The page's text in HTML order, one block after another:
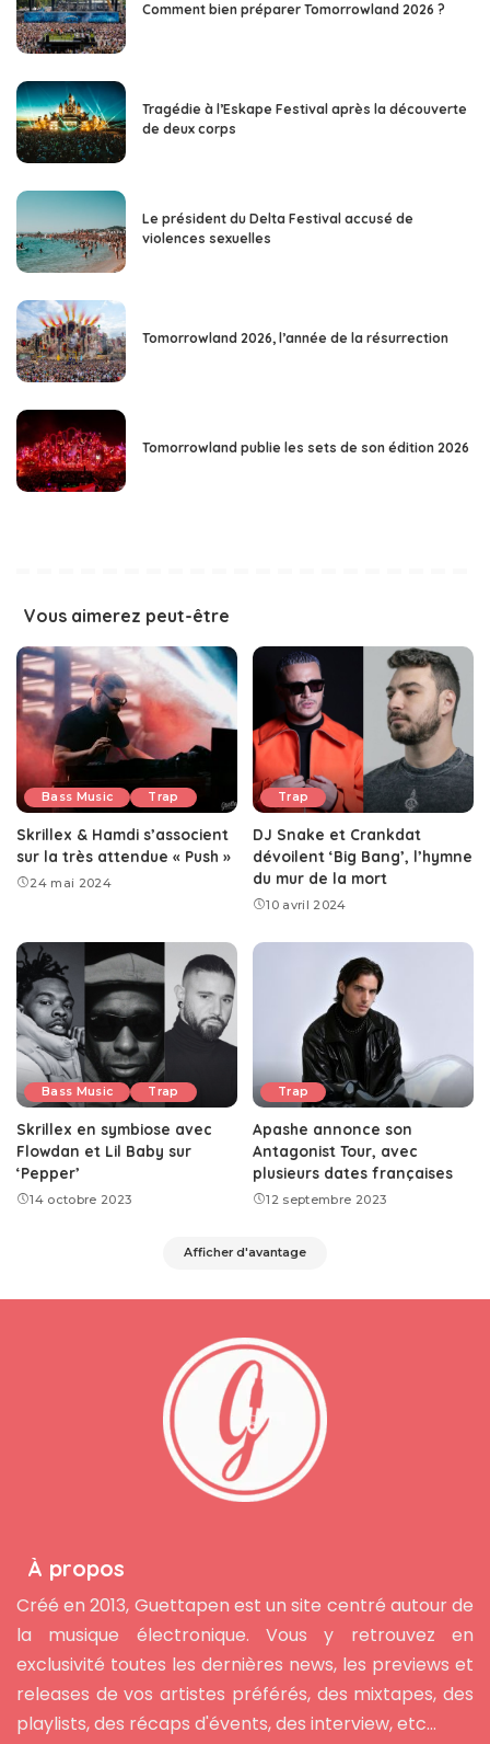
Comment bien préparer Tomorrowland 2026 ?
Tragédie à l’Eskape Festival après la découverte
de deux corps
Le président du Delta Festival accusé de
violences sexuelles
Tomorrowland 2026, l’année de la résurrection
Tomorrowland publie les sets de son édition 2026
Vous aimerez peut-être
Bass Music Trap
Skrillex & Hamdi s’associent
sur la très attendue « Push »
24 mai 2024
Trap
DJ Snake et Crankdat
dévoilent ‘Big Bang’, l’hymne
du mur de la mort
10 avril 2024
Bass Music Trap
Skrillex en symbiose avec
Flowdan et Lil Baby sur
‘Pepper’
14 octobre 2023
Trap
Apashe annonce son
Antagonist Tour, avec
plusieurs dates françaises
12 septembre 2023
Afficher d'avantage
À propos
Créé en 2013, Guettapen est un site centré autour de
la musique électronique. Vous y retrouvez en
exclusivité toutes les dernières news, les previews et
releases de vos artistes préférés, des mixtapes, des
playlists, des récaps d'évents, des interview, etc...